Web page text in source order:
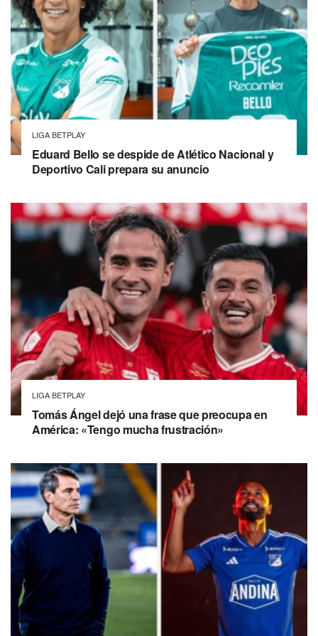
LIGA BETPLAY
Eduard Bello se despide de Atlético Nacional y
Deportivo Cali prepara su anuncio
LIGA BETPLAY
Tomás Ángel dejó una frase que preocupa en
América: «Tengo mucha frustración»